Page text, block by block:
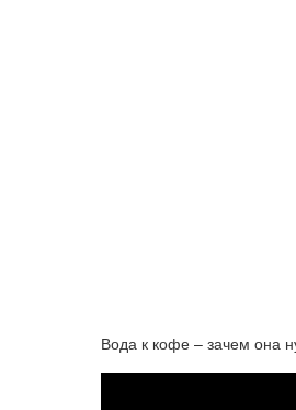
Вода к кофе – зачем